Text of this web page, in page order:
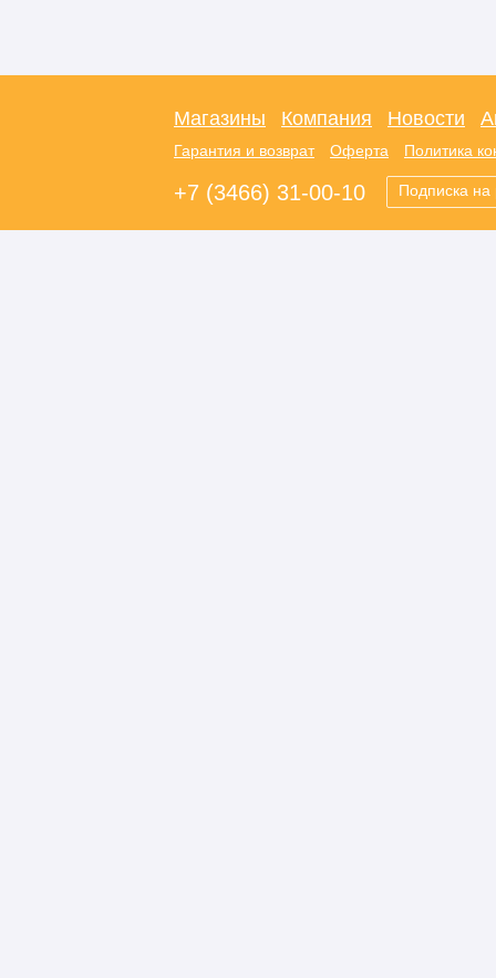
Магазины Компания Новости
Гарантия и возврат Оферта Политика
+7 (3466) 31-00-10 Подписка на